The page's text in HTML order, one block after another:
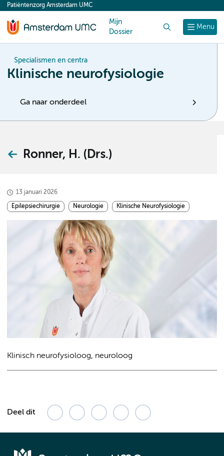
content
Menu
Patiëntenzorg Amsterdam UMC
Mijn
Dossier
Specialismen en centra
Klinische neurofysiologie
Ga naar onderdeel
Ronner, H. (Drs.)
13 januari 2026
Epilepsiechirurgie Neurologie Klinische Neurofysiologie
Klinisch neurofysioloog, neuroloog
Deel dit